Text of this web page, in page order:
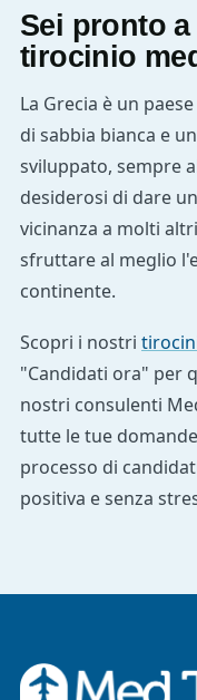
Sei pronto
tirocinio
La Grecia è un
di sabbia bianca e
sviluppato, sempre
desiderosi di dare
vicinanza a molti
sfruttare al meglio
continente.
Scopri i nostri
"Candidati ora" per
nostri consulenti
tutte le tue
processo di
positiva e senza